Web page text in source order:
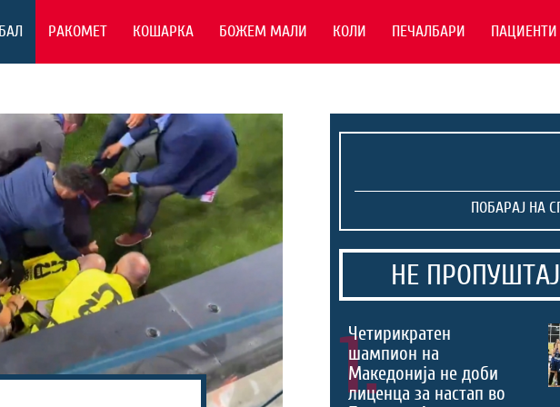
РАКОМЕТ КОШАРКА БОЖЕМ МАЛИ КОЛИ ПЕЧАЛБАРИ ПАЦИЕНТИ
НЕ ПРОПУШТАЈ
1.
Четирикратен
шампион на
Македонија не доби
лиценца за настап во